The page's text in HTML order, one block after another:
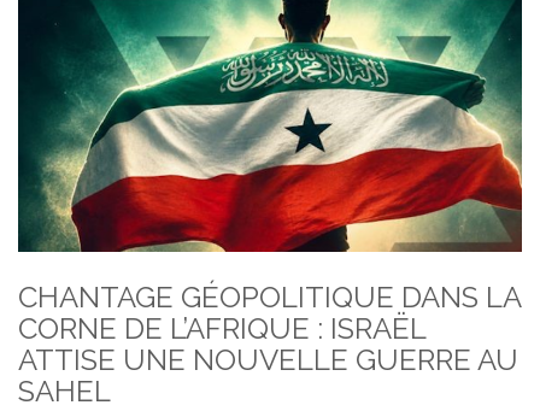
CHANTAGE GÉOPOLITIQUE DANS LA
CORNE DE L’AFRIQUE : ISRAËL
ATTISE UNE NOUVELLE GUERRE AU
SAHEL